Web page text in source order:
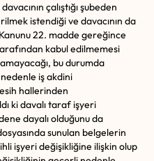
çalıştığı şubeden
istendiği ve davacının da
22. madde gereğince
kabul edilmemesi
bu durumda
iş akdini
hallerinden
ki davalı taraf işyeri
dayalı olduğunu da
sunulan belgelerin
işyeri değişikliğine ilişkin olup